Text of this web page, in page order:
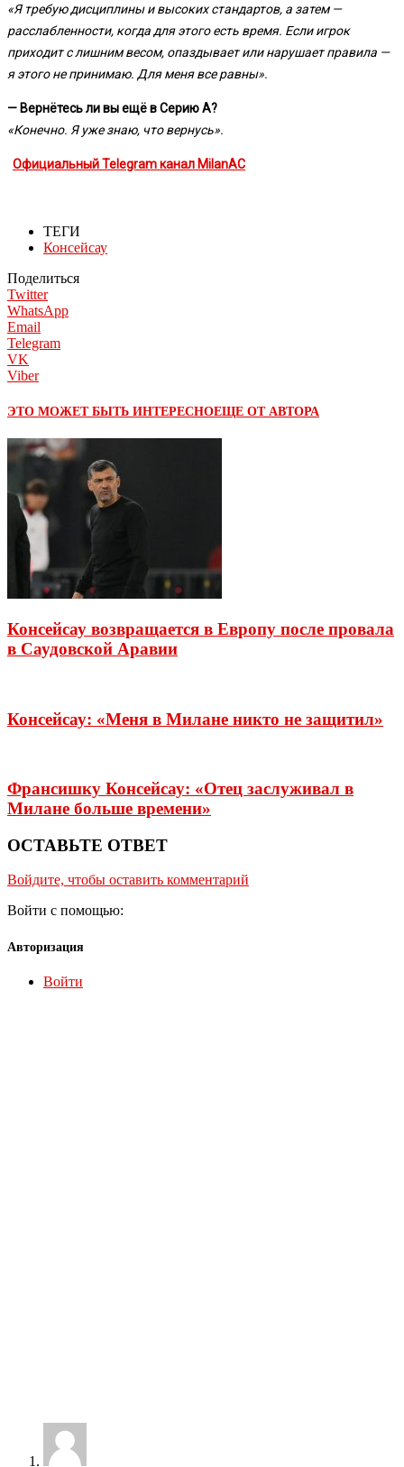
«Я требую дисциплины и высоких стандартов, а затем —
расслабленности, когда для этого есть время. Если игрок
приходит с лишним весом, опаздывает или нарушает правила —
я этого не принимаю. Для меня все равны».
— Вернётесь ли вы ещё в Серию А?
«Конечно. Я уже знаю, что вернусь».
Официальный Telegram канал MilanAC
ТЕГИ
Консейсау
Поделиться
Twitter
WhatsApp
Email
Telegram
VK
Viber
ЭТО МОЖЕТ БЫТЬ ИНТЕРЕСНОЕЩЕ ОТ АВТОРА
Консейсау возвращается в Европу после провала
в Саудовской Аравии
Консейсау: «Меня в Милане никто не защитил»
Франсишку Консейсау: «Отец заслуживал в
Милане больше времени»
ОСТАВЬТЕ ОТВЕТ
Войдите, чтобы оставить комментарий
Войти с помощью:
Авторизация
Войти